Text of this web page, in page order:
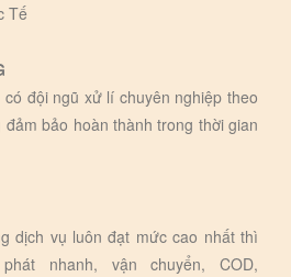
Tế
đội ngũ xử lí chuyên nghiệp theo
bảo hoàn thành trong thời gian
dịch vụ luôn đạt mức cao nhất thì
nhanh, vận chuyển, COD,